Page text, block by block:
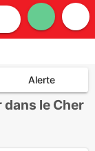
Alerte
le Cher